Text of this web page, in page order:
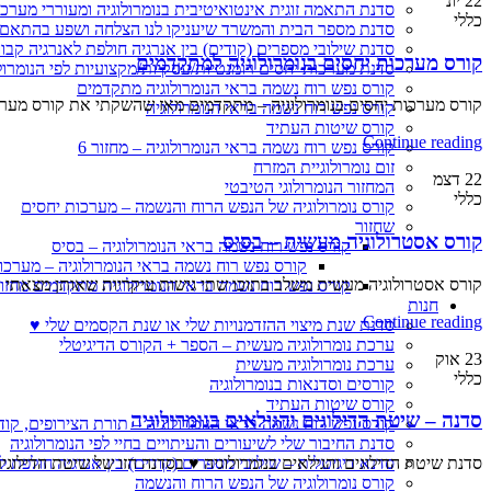
סדנת התאמה זוגית אינטואיטיבית בנומרולוגיה ומעוררי
סדנת מספר הבית והמשרד שיעניקו לנו הצלחה ושפע
סדנת שילובי מספרים (קודים) בין אנרגיה חולפת לאנרגיה
סדנת מערכות יחסים רומנטיות/עסקיות/מקצועיות לפי
קורס נפש רוח נשמה בראי הנומרולוגיה מתקדמים
קורס נפש רוח נשמה בראי הנומרולוגיה
קורס שיטות העתיד
קורס נפש רוח נשמה בראי הנומרולוגיה – מחזור 6
זום נומרולוגיית המזרח
המחזור הנומרולוגי הטיבטי
קורס נומרולוגיה של הנפש הרוח והנשמה – מערכות יחסים
שחזור
קורס נפש רוח נשמה בראי הנומרולוגיה – בסיס
קורס נפש רוח נשמה בראי הנומרולוגיה –
קורס נפש רוח נשמה בראי הנומרולוגיה מתקדמים
חנות
סדנת שנת מיצוי ההזדמנויות שלי או שנת הקסמים שלי ♥
ערכת נומרולוגיה מעשית – הספר + הקורס הדיגיטלי
ערכת נומרולוגיה מעשית
קורסים וסדנאות בנומרולוגיה
קורס שיטות העתיד
קורס נפש רוח נשמה בראי הנומרולוגיה – תורת הצירופים,
סדנת החיבור שלי לשיעורים והעיתויים בחיי לפי הנומרולוגיה
סדנא דיגיטלית – שילובי מספרים (קודים) בין אנרגיה חולפת
קורס נומרולוגיה של הנפש הרוח והנשמה
כללי
קורס מערכות יחסים בנומרולוגיה למתקדמים
קורס מערכות יחסים בנומרולוגיה – מתקדמים מאז שהשקתי את קורס
Continue reading
22 דצמ
כללי
קורס אסטרולוגיה מעשית – בסיס
קורס אסטרולוגיה מעשית משלב בתוכו שתי גישות עיקריות שאותן
Continue reading
23 אוק
כללי
סדנה – שיטת הדילוגים והגילאים בנומרולוגיה
סדנת שיטת הדילוגים והגילאים בנומרולוגיה ♥ בסדנה הזו של שיטת